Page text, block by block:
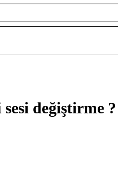
değiştirme ?